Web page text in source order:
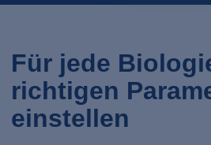
Für jede
richtigen
einstellen